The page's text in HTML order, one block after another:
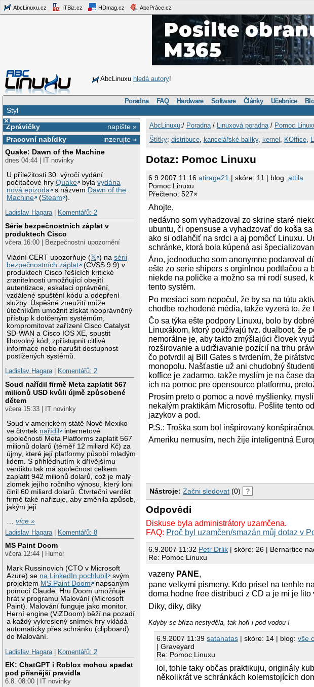
AbcLinuxu.cz ITBiz.cz HDmag.cz AbcPráce.cz
AbcLinuxu hledá autory!
Poradna FAQ Hardware Software Články Učebnice
Styl
×
napište »
Zprávičky
inzerujte »
Pracovní nabídky
Quake: Dawn of the Machine
dnes 04:44 | IT novinky
U příležitosti 30. výročí vydání
počítačové hryQuake bylavydána
nová epizoda
s názvem Dawn of the
Machine
(Steam ).
Ladislav Hagara| Komentářů: 2
Série bezpečnostních záplat v
produktech Cisco
včera 16:00 | Bezpečnostní upozornění
Vládní CERT upozorňuje (𝕏 ) nasérii
bezpečnostních záplat
(CVSS 9.9) v
produktech Cisco řešících kritické
zranitelnosti umožňující obejití
autentizace, eskalaci oprávnění,
vzdálené spuštění kódu a odepření
služby. Úspěšné zneužití může
útočníkům umožnit získat neoprávněný
přístup k dotčeným systémům,
kompromitovat zařízení Cisco Catalyst
SD-WAN a Cisco IOS XE, spustit
libovolný kód, zpřístupnit citlivé
informace nebo narušit dostupnost
postižených systémů.
Ladislav Hagara| Komentářů: 2
Soud nařídil firmě Meta zaplatit 567
milionů USD kvůli újmě způsobené
dětem
včera 15:33 | IT novinky
Soud v americkém státě Nové Mexiko
ve čtvrtek nařídil
internetové
společnosti Meta Platforms zaplatit 567
milionů dolarů (téměř 12 miliard Kč) za
újmy, které její platformy působí mladým
lidem. S přihlédnutím k dřívějšímu
verdiktu tak má společnost celkem
zaplatit 942 milionů dolarů, což je malý
zlomek jejího ročního výnosu, který loni
činil 60 miliard dolarů. Čtvrteční verdikt
firmě také nařizuje, aby změnila způsob,
jakým její
…více »
Ladislav Hagara
Komentářů: 8
MS Paint Doom
včera 12:44 | Humor
Mark Russinovich (CTO v Microsoft
Azure) se na LinkedIn pochlubil
svým
projektem MS Paint Doom
napsaným
pomocí Claude. Hru Doom umožňuje
hrát v programu Malování (Microsoft
Paint). Malování funguje jako monitor.
Herní engine (ViZDoom) běží na pozadí
a každý vykreslený snímek hry vkládá
automaticky přes schránku (clipboard)
do Malování.
Ladislav Hagara
Komentářů: 2
EK: ChatGPT i Roblox mohou spadat
pod přísnější pravidla
6.8. 08:00 | IT novinky
AbcLinuxu:/ Poradna/ Linuxová poradna/ Pomoc
Štítky: distribuce, kancelářské balíky, kernel KOffice,
Dotaz: Pomoc Linuxu
6.9.2007 11:16atirage21 | skóre: 11 | blog:attila
Pomoc Linuxu
Přečteno: 527×
Ahojte,
nedávno som vyhadzoval zo skrine staré
ubuntu, či opensuse a vyhadzovať do koša
ako si odlahčiť na srdci a aj pomôcť Linuxu.
schránke, ktorá bola kúpená asi
Áno, jednoducho som anonymne podaroval
ešte zo serie shipers s orginlnou podtlačou a
niekde na poličke a možno sa mi rodí sused,
tento systém.
Po mesiaci som nepočul, že by sa na tútu
chodbe rozhodené média, takže vyzerá to, že
Čo sa týka ešte podpory Linuxu, bolo by
Linuxákom, ktorý používajú tvz. dualboot, že
nemorálne je, aby takto zmýšlajúci človek
rozširovanie a udržiavanie pozícií na trhu
čo potvrdil aj Bill Gates s tvrdením, že
monopolu. Našťastie už ani chudobný
koffice je zadarmo, takže myslím je na čase
ich na pomoc pre opensource platformu,
Prosím preto o pomoc a nové myšlienky,
nekalým praktikám Microsoftu. Pošlite tento
jazykov a pod.
P.S.: Troška som bol inšpirovaný
Ameriku nemusím, nech žije inteligentná
Nástroje: Začni sledovat (0) ?
Odpovědi
Diskuse byla administrátory uzamčena.
FAQ: Proč byl uzamčen/smazán můj dotaz v
6.9.2007 11:32 Petr Drlik | skóre: 26 | Bernartice
Re: Pomoc Linuxu
vazeny PANE,
pane velkymi pismeny. Kdo prisel na tenhle
doma hodne free distribuci z CD a je mi je
Diky, diky, diky
Kdyby se bříza nestyděla, tak hoří i pod vodou !
6.9.2007 11:39satanatas | skóre: 14 | blog:vše
| Graveyard
Re: Pomoc Linuxu
lol, tohle taky občas praktikuju, originály
několikrát ve schránkách kolemstojících